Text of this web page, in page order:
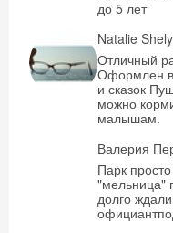
до 5 лет
Natalie
Отличный
Оформлен в
и сказок
можно
малышам.
Валерия
Парк
"мельница"
долго